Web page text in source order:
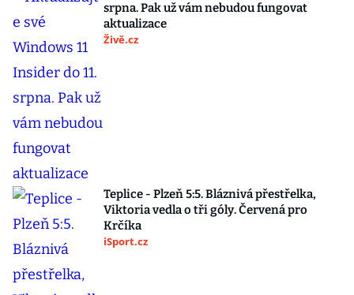
srpna. Pak už vám nebudou fungovat
aktualizace
Živě.cz
Teplice - Plzeň 5:5. Bláznivá přestřelka,
Viktoria vedla o tři góly. Červená pro
Krčíka
iSport.cz